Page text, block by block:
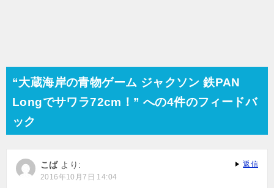
“大蔵海岸の青物ゲーム ジャクソン 鉄PAN
Longでサワラ72cm！” への4件のフィードバ
ック
こば より:
2016年10月7日 14:04
返信